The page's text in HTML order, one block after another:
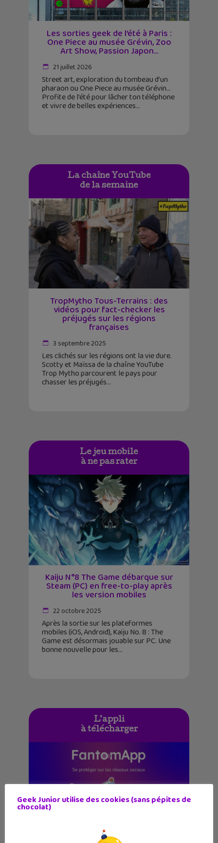
Les sorties geek de l’été à Paris :
One Piece au musée Grévin, Zoo
Art Show, Passion Japon…
21 juillet 2026
Street art, exploration du tombeau d’un
pharaon ou One Piece au musée Grévin…
Profite de l’été pour lâcher ton téléphone
et vivre de belles expériences
La chaîne YouTube
de la semaine
TropMytho Tous-Terrains : des
vidéos pour fact-checker les
préjugés sur les régions
françaises
3 septembre 2025
Les clichés sur les régions ont la vie dure.
Scotty et Maïssa de la chaîne YouTube
Trop Mytho parcourent le pays pour
chasser les préjugés
Le jeu mobile
à ne pas rater
Kaiju N°8 The Game débarque sur
Steam (PC) en free-to-play après
les version mobiles
22 octobre 2025
Après la sortie sur les plateformes
mobiles (iOS, Android), Kaiju No. 8 : The
Game est désormais jouable sur PC. Une
bonne nouvelle pour les
L’appli
à télécharger
Geek Junior utilise des cookies (sans pépites de
chocolat)